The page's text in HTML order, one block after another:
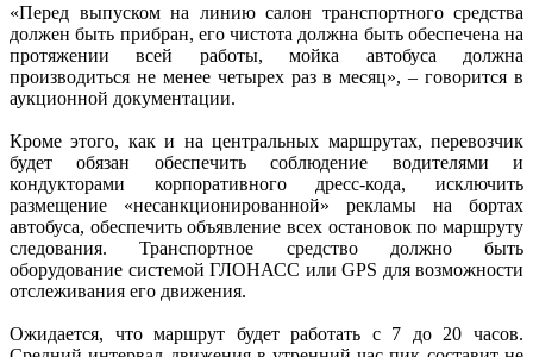
«Перед выпуском на линию салон транспортного средства
должен быть прибран, его чистота должна быть обеспечена на
протяжении всей работы, мойка автобуса должна
производиться не менее четырех раз в месяц», – говорится в
аукционной документации.
Кроме этого, как и на центральных маршрутах, перевозчик
будет обязан обеспечить соблюдение водителями и
кондукторами корпоративного дресс-кода, исключить
размещение «несанкционированной» рекламы на бортах
автобуса, обеспечить объявление всех остановок по маршруту
следования. Транспортное средство должно быть
оборудование системой ГЛОНАСС или GPS для возможности
отслеживания его движения.
Ожидается, что маршрут будет работать с 7 до 20 часов.